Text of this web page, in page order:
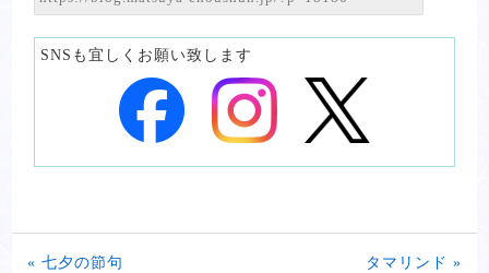
SNSも宜しくお願い致します
« 七夕の節句 タマリンド »